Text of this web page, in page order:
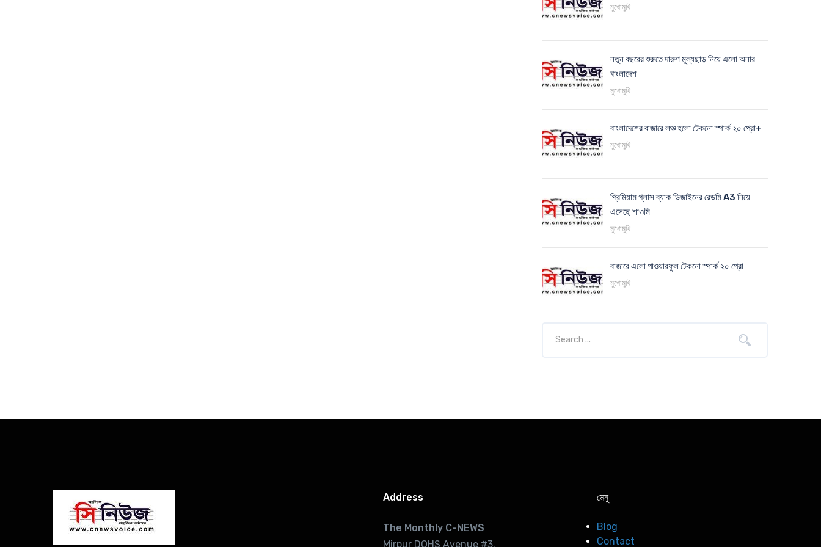
মুখোমুখি
নতুন বছরের শুরুতে দারুণ মূল্যছাড় নিয়ে এলো অনার
বাংলাদেশ
মুখোমুখি
বাংলাদেশের বাজারে লঞ্চ হলো টেকনো স্পার্ক ২০ প্রো+
মুখোমুখি
প্রিমিয়াম গ্লাস ব্যাক ডিজাইনের রেডমি A3 নিয়ে
এসেছে শাওমি
মুখোমুখি
বাজারে এলো পাওয়ারফুল টেকনো স্পার্ক ২০ প্রো
মুখোমুখি
Address
The Monthly C-NEWS
Mirpur DOHS Avenue #3.
মেনু
Blog
Contact